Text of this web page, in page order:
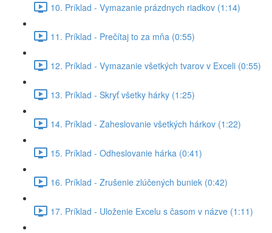
10. Príklad - Vymazanie prázdnych riadkov (1:14)
11. Príklad - Prečítaj to za mňa (0:55)
12. Príklad - Vymazanie všetkých tvarov v Exceli (0:55)
13. Príklad - Skryť všetky hárky (1:25)
14. Príklad - Zaheslovanie všetkých hárkov (1:22)
15. Príklad - Odheslovanie hárka (0:41)
16. Príklad - Zrušenie zlúčených buniek (0:42)
17. Príklad - Uloženie Excelu s časom v názve (1:11)